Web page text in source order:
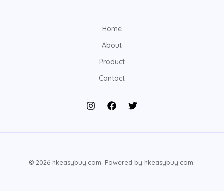
Home
About
Product
Contact
© 2026 hkeasybuy.com. Powered by hkeasybuy.com.